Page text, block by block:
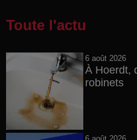
Toute l'actu
6 août 2026
À Hoerdt,
robinets